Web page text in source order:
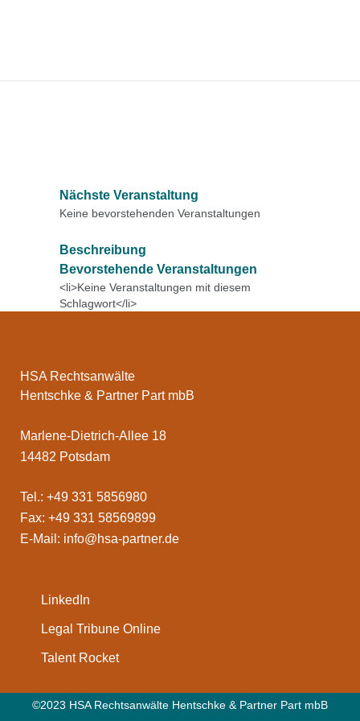
Nächste Veranstaltung
Keine bevorstehenden Veranstaltungen
Beschreibung
Bevorstehende Veranstaltungen
<li>Keine Veranstaltungen mit diesem
Schlagwort</li>
HSA Rechtsanwälte
Hentschke & Partner Part mbB
Marlene-Dietrich-Allee 18
14482 Potsdam
Tel.: +49 331 5856980
Fax: +49 331 58569899
E-Mail: info@hsa-partner.de
LinkedIn
Legal Tribune Online
Talent Rocket
©2023 HSA Rechtsanwälte Hentschke & Partner Part mbB